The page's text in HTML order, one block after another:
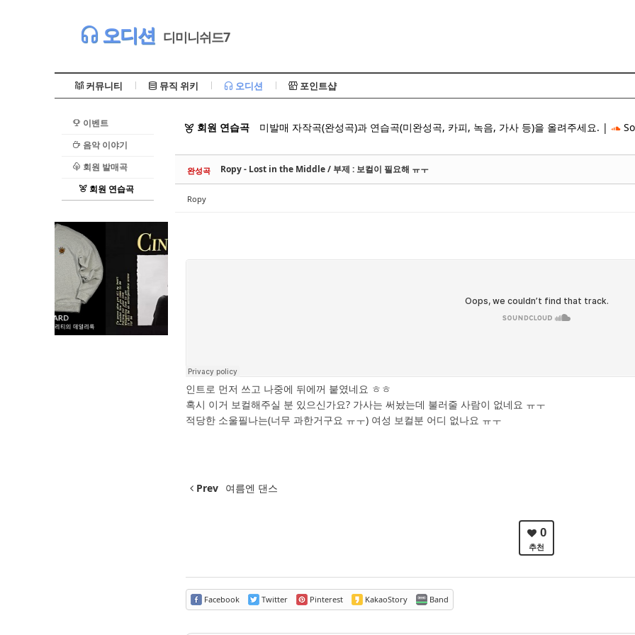
오디션 디미니쉬드7
커뮤니티 뮤직 위키 오디션 포인트샵
이벤트
음악 이야기
회원 발매곡
회원 연습곡
회원 연습곡 미발매 자작곡(완성곡)과 연습곡(미완성곡, 카피, 녹음, 가사 등)을 올려주세요. |
완성곡 Ropy - Lost in the Middle / 부제 : 보컬이 필요해 ㅠㅜ
Ropy
인트로 먼저 쓰고 나중에 뒤에꺼 붙였네요 ㅎㅎ
혹시 이거 보컬해주실 분 있으신가요? 가사는 써놨는데 불러줄 사람이 없네요 ㅠㅜ
적당한 소울필나는(너무 과한거구요 ㅠㅜ) 여성 보컬분 어디 없나요 ㅠㅜ
Prev 여름엔 댄스
0
추천
Facebook Twitter Pinterest KakaoStory Band
Sketchbook5, 스케치북5
Sketchbook5, 스케치북5